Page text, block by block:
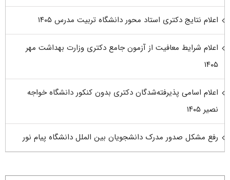
اعلام نتایج دکتری استاد محور دانشگاه تربیت مدرس ۱۴۰۵
اعلام شرایط معافیت از آزمون جامع دکتری وزارت بهداشت مهر
۱۴۰۵
اعلام اسامی پذیرفته‌شدگان دکتری بدون کنکور دانشگاه خواجه
نصیر ۱۴۰۵
رفع مشکل صدور مدرک دانشجویان بین الملل دانشگاه پیام نور